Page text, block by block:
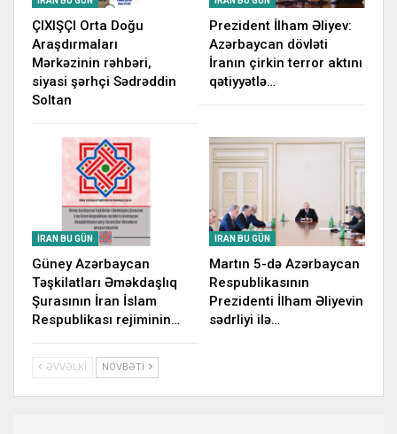
ÇIXIŞÇI Orta Doğu
Araşdırmaları
Mərkəzinin rəhbəri,
siyasi şərhçi Sədrəddin
Soltan
Prezident İlham Əliyev:
Azərbaycan dövləti
İranın çirkin terror aktını
qətiyyətlə…
İRAN BU GÜN
Güney Azərbaycan
Təşkilatları Əməkdaşlıq
Şurasının İran İslam
Respublikası rejiminin…
İRAN BU GÜN
Martın 5-də Azərbaycan
Respublikasının
Prezidenti İlham Əliyevin
sədrliyi ilə…
ƏVVƏLKI NÖVBƏTI